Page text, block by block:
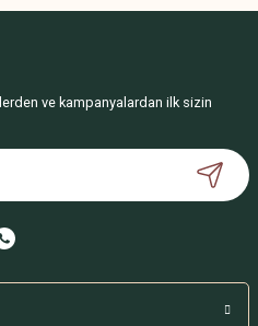
ve kampanyalardan ilk sizin